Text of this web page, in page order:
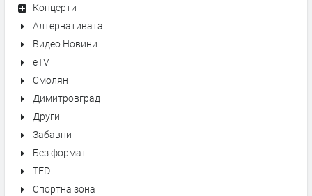
Концерти
Алтернативата
Видео Новини
eTV
Смолян
Димитровград
Други
Забавни
Без формат
TED
Спортна зона